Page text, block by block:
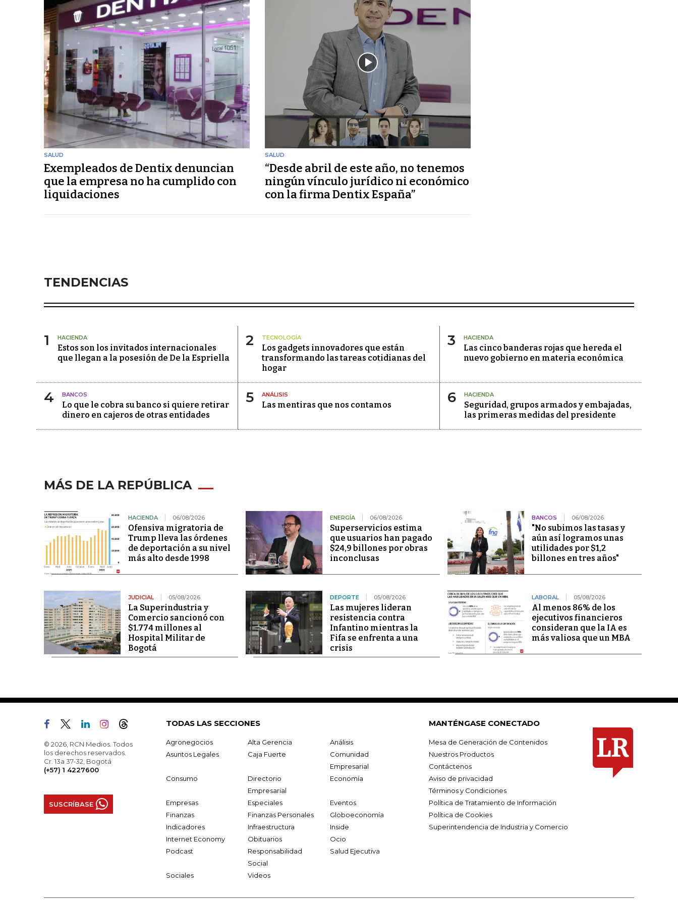
SALUD
Exempleados de Dentix denuncian
que la empresa no ha cumplido con
liquidaciones
SALUD
“Desde abril de este año, no tenemos
ningún vínculo jurídico ni económico
con la firma Dentix España”
TENDENCIAS
1 HACIENDA
Estos son los invitados internacionales
que llegan a la posesión de De la Espriella
2 TECNOLOGÍA
Los gadgets innovadores que están
transformando las tareas cotidianas del
hogar
3 HACIENDA
Las cinco banderas rojas que hereda el
nuevo gobierno en materia económica
4 BANCOS
Lo que le cobra su banco si quiere retirar
dinero en cajeros de otras entidades
5 ANÁLISIS
Las mentiras que nos contamos 6 HACIENDA
Seguridad, grupos armados y embajadas,
las primeras medidas del presidente
MÁS DE LA REPÚBLICA
HACIENDA 06/08/2026
Ofensiva migratoria de
Trump lleva las órdenes
de deportación a su nivel
más alto desde 1998
ENERGÍA 06/08/2026
Superservicios estima
que usuarios han pagado
$24,9 billones por obras
inconclusas
BANCOS 06/08/2026
"No subimos las tasas y
aún así logramos unas
utilidades por $1,2
billones en tres años"
JUDICIAL 05/08/2026
La Superindustria y
Comercio sancionó con
$1.774 millones al
Hospital Militar de
Bogotá
DEPORTE 05/08/2026
Las mujeres lideran
resistencia contra
Infantino mientras la
Fifa se enfrenta a una
crisis
LABORAL 05/08/2026
Al menos 86% de los
ejecutivos financieros
consideran que la IA es
más valiosa que un MBA
© 2026, RCN Medios. Todos
los derechos reservados.
Cr. 13a 37-32, Bogotá
(+57) 1 4227600
SUSCRÍBASE
TODAS LAS SECCIONES
Agronegocios Alta Gerencia
Análisis
Asuntos Legales
Caja Fuerte
Comunidad
Empresarial
Consumo
Directorio
Empresarial
Economía
Empresas Especiales
Eventos
Finanzas
Finanzas Personales
Globoeconomía
Indicadores
Infraestructura
Inside
Internet Economy
Obituarios
Ocio
Podcast
Responsabilidad
Social
Salud Ejecutiva
Sociales Videos
MANTÉNGASE CONECTADO
Mesa de Generación de Contenidos
Nuestros Productos
Contáctenos
Aviso de privacidad
Términos y Condiciones
Política de Tratamiento de Información
Política de Cookies
Superintendencia de Industria y Comercio